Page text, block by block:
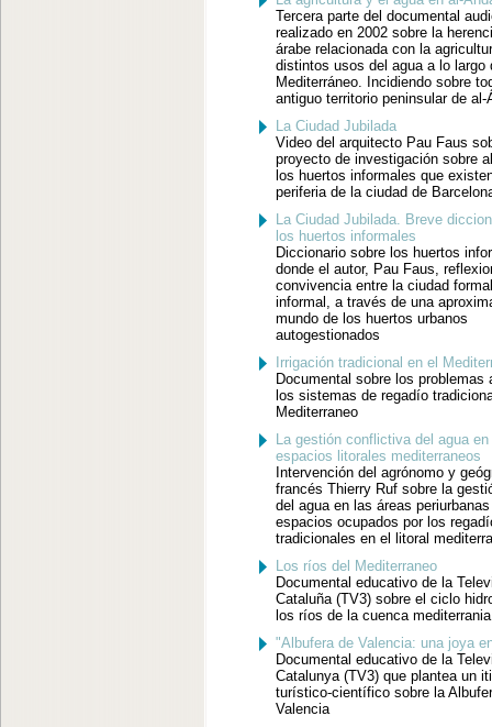
Tercera parte del documental
realizado en 2002 sobre la
árabe relacionada con la
distintos usos del agua a lo largo
Mediterráneo. Incidiendo sobre
antiguo territorio peninsular de al-
La Ciudad Jubilada
Video del arquitecto Pau Faus
proyecto de investigación sobre
los huertos informales que
periferia de la ciudad de
La Ciudad Jubilada. Breve
los huertos informales
Diccionario sobre los huertos
donde el autor, Pau Faus,
convivencia entre la ciudad
informal, a través de una
mundo de los huertos urbanos
autogestionados
Irrigación tradicional en el
Documental sobre los problemas
los sistemas de regadío
Mediterraneo
La gestión conflictiva del agua en
espacios litorales mediterraneos
Intervención del agrónomo y
francés Thierry Ruf sobre la
del agua en las áreas
espacios ocupados por los
tradicionales en el litoral
Los ríos del Mediterraneo
Documental educativo de la
Cataluña (TV3) sobre el ciclo
los ríos de la cuenca mediterrania
"Albufera de Valencia: una joya
Documental educativo de la
Catalunya (TV3) que plantea un
turístico-científico sobre la
Valencia